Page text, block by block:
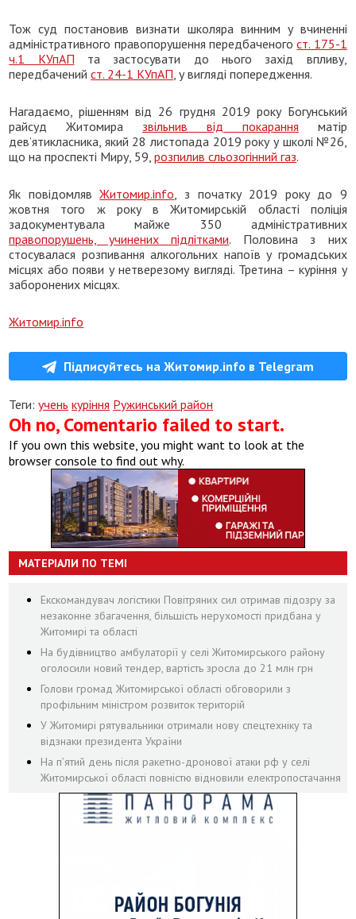
Тож суд постановив визнати школяра винним у вчиненні
адміністративного правопорушення передбаченогост. 175-1
ч.1 КУпАП та застосувати до нього захід впливу,
передбаченийст. 24-1 КУпАП , у вигляді попередження.
Нагадаємо, рішенням від 26 грудня 2019 року Богунський
райсуд Житомира звільнив від покарання матір
дев’ятикласника, який 28 листопада 2019 року у школі №26,
що на проспекті Миру, 59,розпилив сльозогінний газ.
Як повідомлявЖитомир.info , з початку 2019 року до 9
жовтня того ж року в Житомирській області поліція
задокументувала майже 350 адміністративних
правопорушень, учинених підлітками. Половина з них
стосувалася розпивання алкогольних напоїв у громадських
місцях або появи у нетверезому вигляді. Третина – куріння у
заборонених місцях.
Житомир.info
Підписуйтесь на Житомир.info в Telegram
Теги:учень куріння Ружинський район
Oh no, Comentario failed to start.
If you own this website, you might want to look at the
browser console to find out why.
МАТЕРІАЛИ ПО ТЕМІ
Екскомандувач логістики Повітряних сил отримав підозру за
незаконне збагачення, більшість нерухомості придбана у
Житомирі та області
На будівництво амбулаторії у селі Житомирського району
оголосили новий тендер, вартість зросла до 21 млн грн
Голови громад Житомирської області обговорили з
профільним міністром розвиток територій
У Житомирі рятувальники отримали нову спецтехніку та
відзнаки президента України
На пʼятий день після ракетно-дронової атаки рф у селі
Житомирської області повністю відновили електропостачання